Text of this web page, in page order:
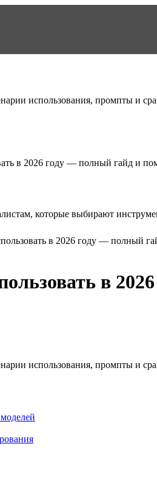
использования, промпты и
в 2026 году — полный гайд и
которые выбирают
в 2026 году — полный
в
использования, промпты и